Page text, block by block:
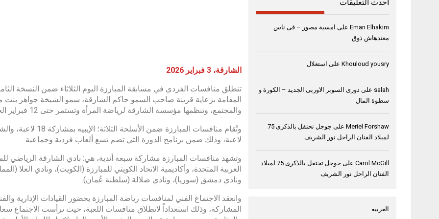
الشارقة، 3 فبراير 2026
المقامة برعاية قرينة صاحب السمو حاكم الشارقة، سمو الشيخة جواهر
والمجتمع، وتنظمها مؤسسة الشارقة لرياضة المرأة وتستمر حتى 12 فبراير الجاري، بمشاركة 65 فريقاً من 16 دولة عربية.
لاعبة، وذلك ضمن برنامج الدورة التي تضم تسع ألعاب فردية وجماعية.
وتشهد منافسات المبارزة مشاركة سبعة أندية، هي: نادي الشارقة الرياضي
العربية المتحدة، وأكاديمية الاتحاد الكويتي للمبارزة (الكويت)، ونادي العلا
ونادي دمشق (سوريا)، ونادي صلالة (سلطنة عُمان).
وانعقد الاجتماع الفني لمنافسات رياضة المبارزة بحضور القيادات الإدارية
المشاركة، وذلك استعداداً لانطلاق منافسات اللعبة، حيث ترأست الاجتماع
أحدث التعليقات
Eman Elhakim على امسية مصور – فى ناس
معندهاش ذوق
Khouloud yousry على استغلال
salah على دورى السوبر الاوربى الجديد – الكورة و
سطوة المال
Meriel Forshaw على
جوجل تحتفل بالذكرى 75
لميلاد الفنان الراحل نور الشريف
Carol McGill على
جوجل تحتفل بالذكرى 75 لميلاد
الفنان الراحل نور الشريف
العربية